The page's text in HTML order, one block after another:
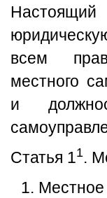
всем
местного
и
Статья 11.